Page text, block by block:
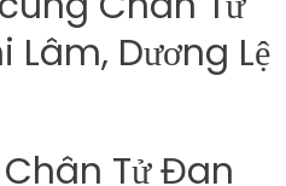
Dương Lệ
Tử Đan